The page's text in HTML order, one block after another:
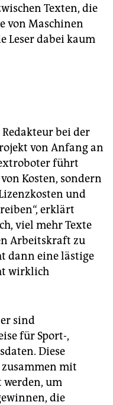
Texten, die
von Maschinen
Leser dabei kaum
bei der
von Anfang an
führt
Kosten, sondern
und
erklärt
viel mehr Texte
Arbeitskraft zu
dann eine lästige
wirklich
sind
für Sport-,
Diese
mit
um
die